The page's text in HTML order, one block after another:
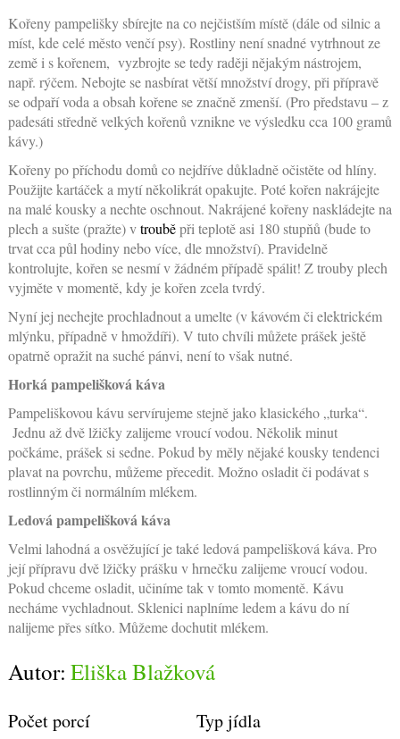
Kořeny pampelišky sbírejte na co nejčistším místě (dále od silnic a
míst, kde celé město venčí psy). Rostliny není snadné vytrhnout ze
země i s kořenem, vyzbrojte se tedy raději nějakým nástrojem,
např. rýčem. Nebojte se nasbírat větší množství drogy, při přípravě
se odpaří voda a obsah kořene se značně zmenší. (Pro představu – z
padesáti středně velkých kořenů vznikne ve výsledku cca 100 gramů
kávy.)
Kořeny po příchodu domů co nejdříve důkladně očistěte od hlíny.
Použijte kartáček a mytí několikrát opakujte. Poté kořen nakrájejte
na malé kousky a nechte oschnout. Nakrájené kořeny naskládejte na
plech a sušte (pražte) vtrouběpři teplotě asi 180 stupňů (bude to
trvat cca půl hodiny nebo více, dle množství). Pravidelně
kontrolujte, kořen se nesmí v žádném případě spálit! Z trouby plech
vyjměte v momentě, kdy je kořen zcela tvrdý.
Nyní jej nechejte prochladnout a umelte (v kávovém či elektrickém
mlýnku, případně v hmoždíři). V tuto chvíli můžete prášek ještě
opatrně opražit na suché pánvi, není to však nutné.
Horká pampelišková káva
Pampeliškovou kávu servírujeme stejně jako klasického „turka“.
Jednu až dvě lžičky zalijeme vroucí vodou. Několik minut
počkáme, prášek si sedne. Pokud by měly nějaké kousky tendenci
plavat na povrchu, můžeme přecedit. Možno osladit či podávat s
rostlinným či normálním mlékem.
Ledová pampelišková káva
Velmi lahodná a osvěžující je také ledová pampelišková káva. Pro
její přípravu dvě lžičky prášku v hrnečku zalijeme vroucí vodou.
Pokud chceme osladit, učiníme tak v tomto momentě. Kávu
necháme vychladnout. Sklenici naplníme ledem a kávu do ní
nalijeme přes sítko. Můžeme dochutit mlékem.
Autor: Eliška Blažková
Počet porcí Typ jídla